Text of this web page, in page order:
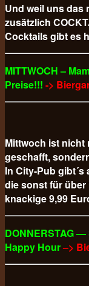
Und weil uns das
zusätzlich
Cocktails gibt es
MITTWOCH –
Preise!!! ->
Mittwoch ist nicht
geschafft,
In City-Pub
die sonst für über
knackige 9,99
DONNERSTAG
Happy Hour–>